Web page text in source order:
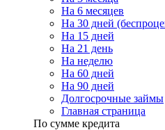
На 6 месяцев
На 30 дней
На 15 дней
На 21 день
На неделю
На 60 дней
На 90 дней
Долгосрочные займы
Главная страница
По сумме кредита